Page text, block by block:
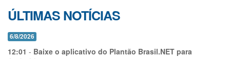
ÚLTIMAS NOTÍCIAS
6/8/2026
12:01 - Baixe o aplicativo do Plantão Brasil.NET para